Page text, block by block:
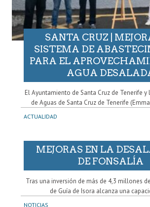
SANTA CRUZ |
SISTEMA DE
PARA EL
AGUA
El Ayuntamiento de Santa Cruz de Tenerife y
de Aguas de Santa Cruz de Tenerife
ACTUALIDAD
MEJORAS EN LA
DE FONSALÍA
Tras una inversión de más de 4,3 millones
de Guía de Isora alcanza una
NOTICIAS